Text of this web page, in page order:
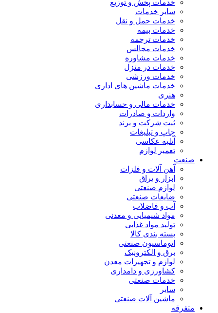
خدمات پخش و توزیع
سایر خدمات
خدمات حمل و نقل
خدمات بیمه
خدمات ترجمه
خدمات مجالس
خدمات مشاوره
خدمات در منزل
خدمات ورزشی
خدمات ماشین های اداری
هنری
خدمات مالی و حسابداری
واردات و صادرات
ثبت شرکت و برند
چاپ و تبلیغات
آتلیه عکاسی
تعمیر لوازم
صنعت
آهن آلات و فلزات
ابزار و یراق
لوازم صنعتی
ضایعات صنعتی
آب و فاضلاب
مواد شیمیایی و معدنی
تولید مواد غذایی
بسته بندی کالا
اتوماسیون صنعتی
برق و الکترونیک
لوازم و تجهیزات معدن
کشاورزی و دامداری
خدمات صنعتی
سایر
ماشین آلات صنعتی
متفرقه